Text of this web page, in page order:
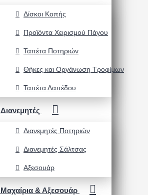
Δίσκοι Κοπής
Προϊόντα Χειρισμού Πάγου
Ταπέτα Ποτηριών
Θήκες και Οργάνωση Τροφίμων
Ταπέτα Δαπέδου
Διανεμητές
Διανεμητές Ποτηριών
Διανεμητές Σάλτσας
Αξεσουάρ
Μαχαίρια & Αξεσουάρ